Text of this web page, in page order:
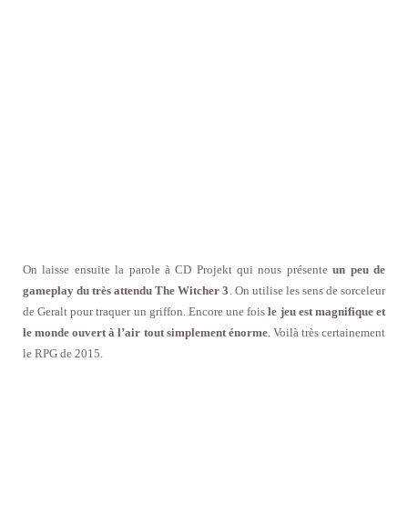
On laisse ensuite la parole à CD Projekt qui nous présenteun peu de
gameplay du très attendu The Witcher 3 . On utilise les sens de sorceleur
de Geralt pour traquer un griffon. Encore une fois le jeu est magnifique et
le monde ouvert à l’air tout simplement énorme. Voilà très certainement
le RPG de 2015.